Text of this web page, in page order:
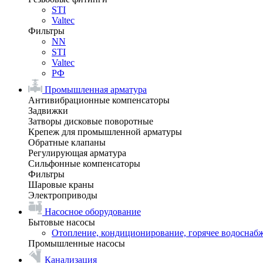
STI
Valtec
Фильтры
NN
STI
Valtec
РФ
Промышленная арматура
Антивибрационные компенсаторы
Задвижки
Затворы дисковые поворотные
Крепеж для промышленной арматуры
Обратные клапаны
Регулирующая арматура
Сильфонные компенсаторы
Фильтры
Шаровые краны
Электроприводы
Насосное оборудование
Бытовые насосы
Отопление, кондиционирование, горячее
Промышленные насосы
Канализация